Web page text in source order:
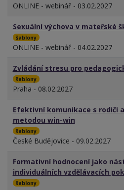
ONLINE - webinář - 03.02.2027
Sexuální výchova v mateřské
šablony
ONLINE - webinář - 04.02.2027
Zvládání stresu pro
šablony
Praha - 08.02.2027
Efektivní komunikace s rodiči
metodou win-win
šablony
České Budějovice - 09.02.2027
Formativní hodnocení jako
individuálních vzdělávacích
šablony